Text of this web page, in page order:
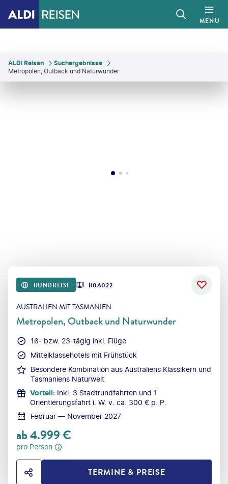
MENÜ
ALDI Reisen
Suchergebnisse
Metropolen, Outback und Naturwunder
RUNDREISE R0A022
AUSTRALIEN MIT TASMANIEN
Metropolen, Outback und Naturwunder
16- bzw. 23-tägig inkl. Flüge
Mittelklassehotels mit Frühstück
Besondere Kombination aus Australiens Klassikern und
Tasmaniens Naturwelt
Vorteil: Inkl. 3 Stadtrundfahrten und 1
Orientierungsfahrt i. W. v. ca. 300 € p. P.
Februar — November 2027
ab4.999€
pro Person
HOTEL TEILENTERMINE & PREISE